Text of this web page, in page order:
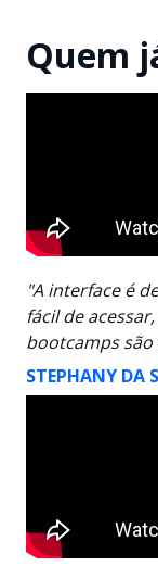
Quem
"A interface é
fácil de
bootcamps são
STEPHANY DA